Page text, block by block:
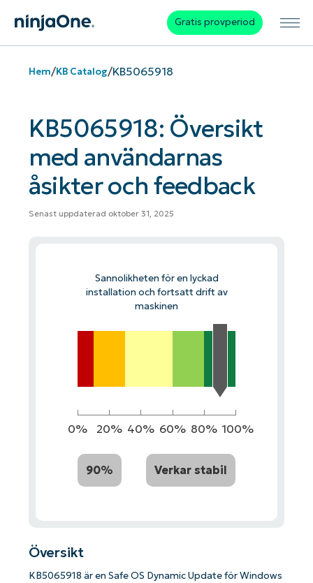
Gratis provperiod
Hem/KB Catalog/KB5065918
KB5065918: Översikt
med användarnas
åsikter och feedback
Senast uppdaterad oktober 31, 2025
Sannolikheten för en lyckad
installation och fortsatt drift av
maskinen
0% 20% 40% 60% 80% 100%
90% Verkar stabil
Översikt
KB5065918 är en Safe OS Dynamic Update för Windows